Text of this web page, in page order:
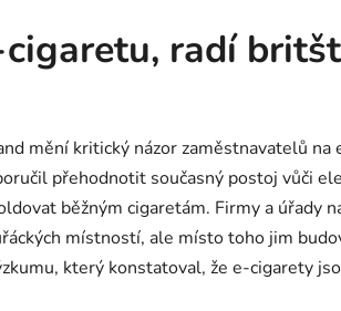
radí
mění kritický názor zaměstnavatelů na
přehodnotit současný postoj vůči
běžným cigaretám. Firmy a úřady
místností, ale místo toho jim
který konstatoval, že e-cigarety